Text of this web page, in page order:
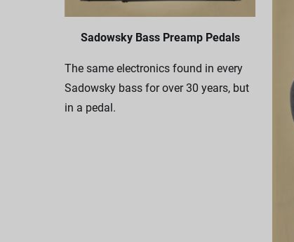
Sadowsky Bass Preamp Pedals
The same electronics found in every
Sadowsky bass for over 30 years, but
in a pedal.